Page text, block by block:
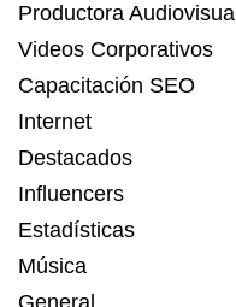
Productora Audiovisual
Videos Corporativos
Capacitación SEO
Internet
Destacados
Influencers
Estadísticas
Música